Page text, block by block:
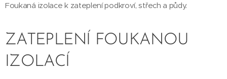
Foukaná izolace k zateplení podkroví, střech a půdy.
ZATEPLENÍ FOUKANOU
IZOLACÍ